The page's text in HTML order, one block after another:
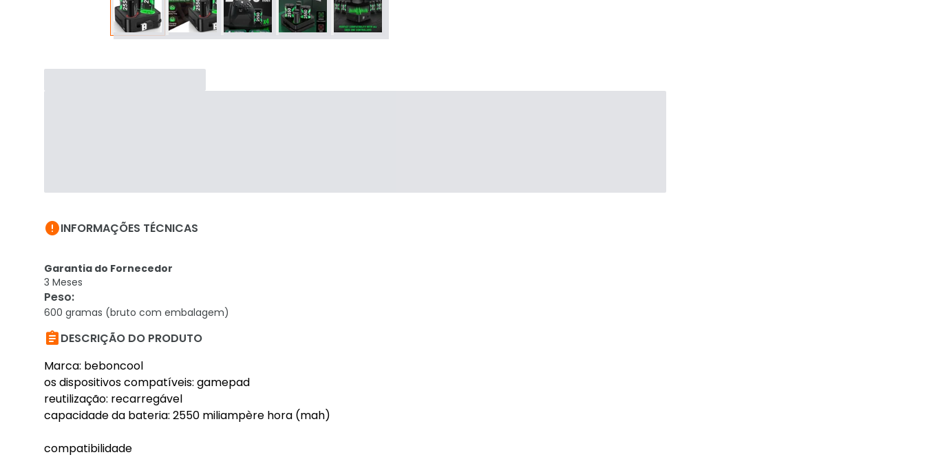
INFORMAÇÕES TÉCNICAS
Garantia do Fornecedor
3 Meses
Peso:
600 gramas (bruto com embalagem)
DESCRIÇÃO DO PRODUTO
Marca: beboncool
os dispositivos compatíveis: gamepad
reutilização: recarregável
capacidade da bateria: 2550 miliampère hora (mah)
compatibilidade